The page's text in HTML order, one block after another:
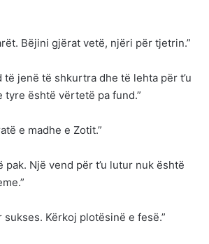
Bëjini gjërat vetë, njëri për tjetrin.”
të jenë të shkurtra dhe të lehta për t’u
tyre është vërtetë pa fund.”
e madhe e Zotit.”
pak. Një vend për t’u lutur nuk është
sukses. Kërkoj plotësinë e fesë.”